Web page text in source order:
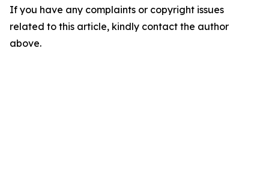
If you have any complaints or copyright issues
related to this article, kindly contact the author
above.